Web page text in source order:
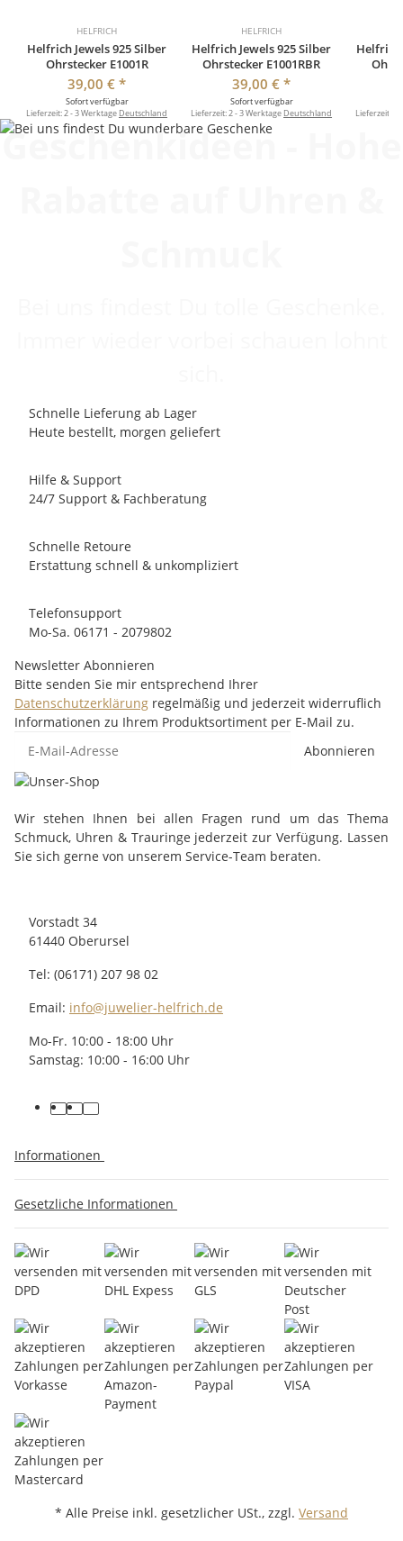
HELFRICH
Helfrich Jewels 925 Silber
Ohrstecker E1001R
39,00 €*
Sofort verfügbar
Lieferzeit:2 - 3 Werktage Deutschland
HELFRICH
Helfrich Jewels 925 Silber
Ohrstecker E1001RBR
39,00 €*
Sofort verfügbar
Lieferzeit:2 - 3 Werktage Deutschland
Helfrich
Lieferzeit:
Geschenkideen - Hohe
Schnelle Lieferung ab Lager
Heute bestellt, morgen geliefert
Hilfe & Support
24/7 Support & Fachberatung
Schnelle Retoure
Erstattung schnell & unkompliziert
Telefonsupport
Mo-Sa. 06171 - 2079802
Newsletter Abonnieren
Bitte senden Sie mir entsprechend Ihrer
Datenschutzerklärung regelmäßig und jederzeit widerruflich
Informationen zu Ihrem Produktsortiment per E-Mail zu.
Abonnieren
Wir stehen Ihnen bei allen Fragen rund um das Thema
Schmuck, Uhren & Trauringe jederzeit zur Verfügung. Lassen
Sie sich gerne von unserem Service-Team beraten.
Vorstadt 34
61440 Oberursel
Tel: (06171) 207 98 02
Email: info@juwelier-helfrich.de
Mo-Fr. 10:00 - 18:00 Uhr
Samstag: 10:00 - 16:00 Uhr
Informationen
Gesetzliche Informationen
* Alle Preise inkl. gesetzlicher USt., zzgl. Versand